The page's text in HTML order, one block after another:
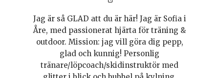
Jag är så GLAD att du är här! Jag är Sofia i
Åre, med passionerat hjärta för träning &
outdoor. Mission: jag vill göra dig pepp,
glad och kunnig! Personlig
tränare/löpcoach/skidinstruktör med